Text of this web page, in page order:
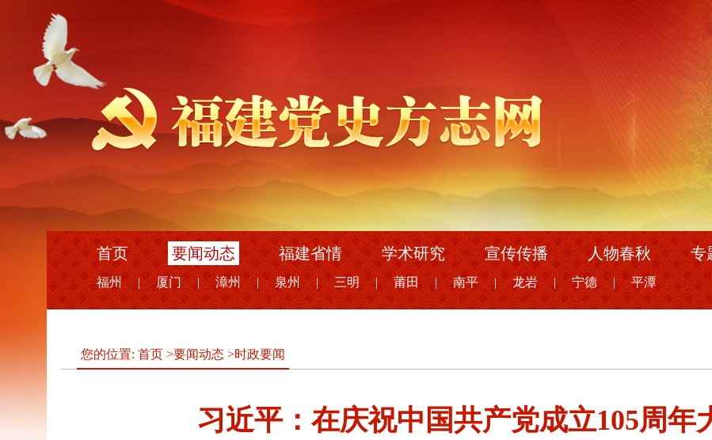
首页 要闻动态 福建省情 学术研究 宣传传播 人物春秋 专
福州 | 厦门 | 漳州 | 泉州 | 三明 | 莆田 | 南平 | 龙岩 | 宁德 | 平潭
您的位置: 首页 >要闻动态 >时政要闻
习近平：在庆祝中国共产党成立105周年